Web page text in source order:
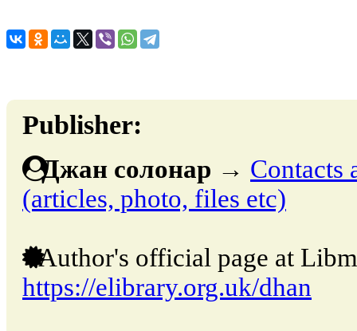
Publisher:
Джан солонар → Contacts
(articles, photo, files etc)
Author's official page at
https://elibrary.org.uk/dhan